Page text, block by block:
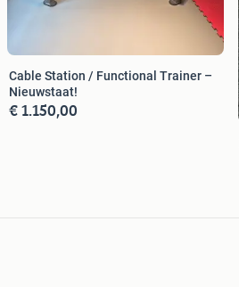
Cable Station / Functional Trainer –
Nieuwstaat!
€ 1.150,00